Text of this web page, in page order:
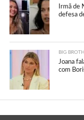
Irmã de
defesa
BIG
Joana
com